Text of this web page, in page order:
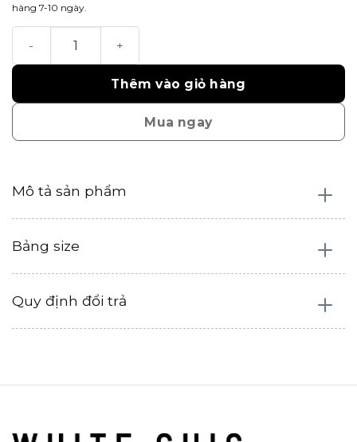
hàng 7-10 ngày.
Thêm vào giỏ hàng
Mua ngay
Mô tả sản phẩm
Bảng size
Quy định đổi trả